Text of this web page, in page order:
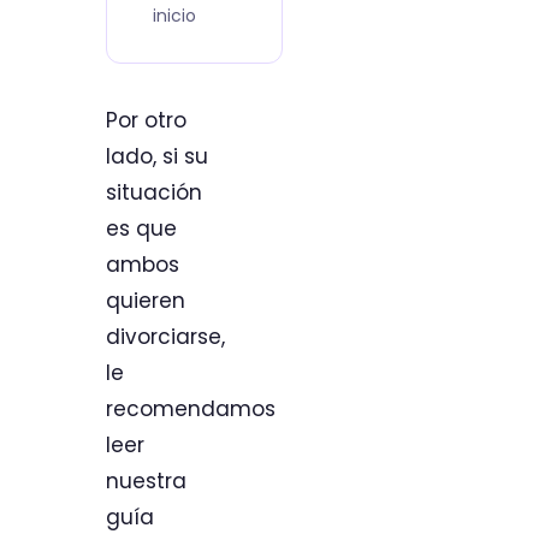
inicio
Por otro
lado, si su
situación
es que
ambos
quieren
divorciarse,
le
recomendamos
leer
nuestra
guía